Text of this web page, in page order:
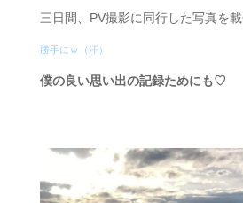
三日間、PV撮影に同行した写真を載
勝手にｗ（汗）
僕の良い思い出の記録ためにも♡